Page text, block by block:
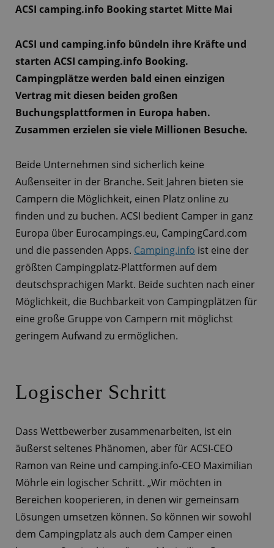
ACSI camping.info Booking startet Mitte Mai
ACSI und camping.info bündeln ihre Kräfte und
starten ACSI camping.info Booking.
Campingplätze werden bald einen einzigen
Vertrag mit diesen beiden großen
Buchungsplattformen in Europa haben.
Zusammen erzielen sie viele Millionen Besuche.
Beide Unternehmen sind sicherlich keine
Außenseiter in der Branche. Seit Jahren bieten sie
Campern die Möglichkeit, einen Platz online zu
finden und zu buchen. ACSI bedient Camper in ganz
Europa über Eurocampings.eu, CampingCard.com
und die passenden Apps. Camping.info ist eine der
größten Campingplatz-Plattformen auf dem
deutschsprachigen Markt. Beide suchten nach einer
Möglichkeit, die Buchbarkeit von Campingplätzen für
eine große Gruppe von Campern mit möglichst
geringem Aufwand zu ermöglichen.
Logischer Schritt
Dass Wettbewerber zusammenarbeiten, ist ein
äußerst seltenes Phänomen, aber für ACSI-CEO
Ramon van Reine und camping.info-CEO Maximilian
Möhrle ein logischer Schritt. „Wir möchten in
Bereichen kooperieren, in denen wir gemeinsam
Lösungen umsetzen können. So können wir sowohl
dem Campingplatz als auch dem Camper einen